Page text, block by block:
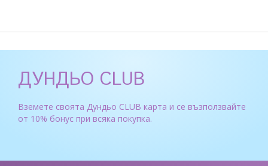
ДУНДЬО CLUB
Вземете своята Дундьо CLUB карта и се възползвайте
от 10% бонус при всяка покупка.